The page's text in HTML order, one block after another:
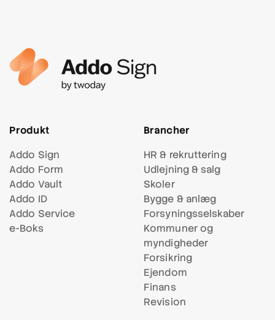
Produkt
Addo Sign
Addo Form
Addo Vault
Addo ID
Addo Service
e-Boks
Brancher
HR & rekruttering
Udlejning & salg
Skoler
Bygge & anlæg
Forsyningsselskaber
Kommuner og
myndigheder
Forsikring
Ejendom
Finans
Revision